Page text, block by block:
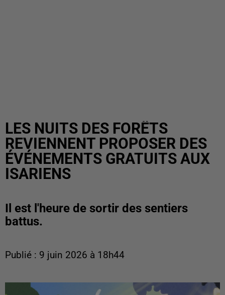
LES NUITS DES FORÊTS
REVIENNENT PROPOSER DES
ÉVÉNEMENTS GRATUITS AUX
ISARIENS
Il est l'heure de sortir des sentiers
battus.
Publié : 9 juin 2026 à 18h44